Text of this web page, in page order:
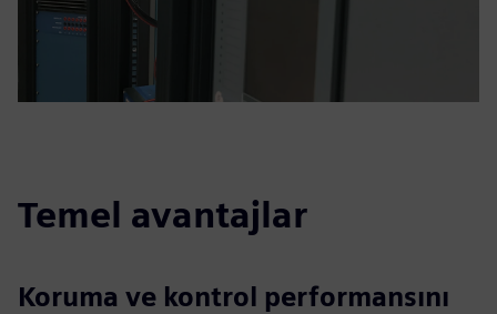
Temel avantajlar
Koruma ve kontrol performansını